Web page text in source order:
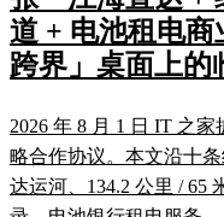
道 + 电池租电
跨界」桌面上的
2026 年 8 月 1 日 IT 之
略合作协议。本文沿十
达运河、134.2 公里 / 65